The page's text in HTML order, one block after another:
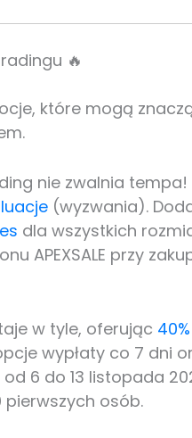
🔥
które mogą
nie zwalnia tempa!
(wyzwania).
dla wszystkich
APEXSALE przy
w tyle, oferując
wypłaty co 7 dni
6 do 13 listopada
pierwszych osób.